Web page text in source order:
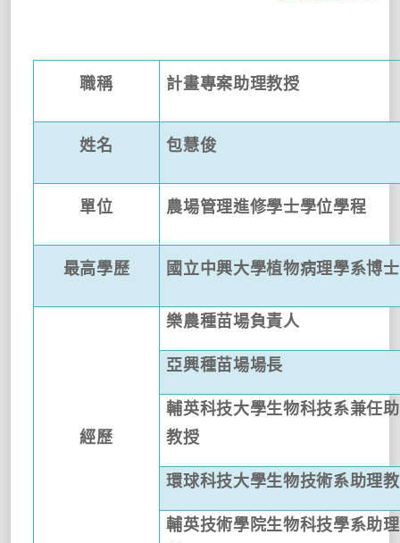
職稱 計畫專案助理教授
姓名 包慧俊
單位 農場管理進修學士學位學程
最高學歷 國立中興大學植物病理學系博士
經歷
樂農種苗場負責人
亞興種苗場場長
輔英科技大學生物科技系兼任
教授
環球科技大學生物技術系助理
輔英技術學院生物科技學系助